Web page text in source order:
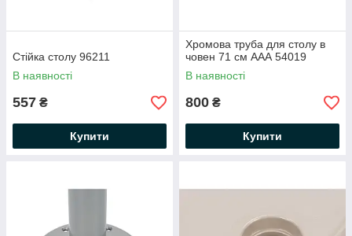
Стійка столу 96211
В наявності
557 ₴
Купити
Хромова труба для столу в
човен 71 см ААА 54019
В наявності
800 ₴
Купити